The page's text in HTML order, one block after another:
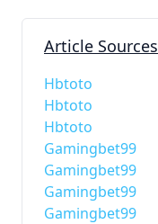
Article Sources
Hbtoto
Hbtoto
Hbtoto
Gamingbet99
Gamingbet99
Gamingbet99
Gamingbet99